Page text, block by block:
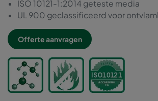
ISO 10121-1:2014 geteste media
UL 900 geclassificeerd voor
Offerte aanvragen